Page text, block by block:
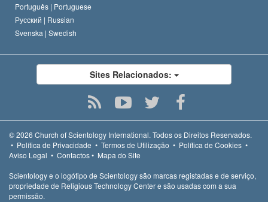
Português | Portuguese
Русский | Russian
Svenska | Swedish
Sites Relacionados:
© 2026 Church of Scientology International. Todos os Direitos Reservados.
• Política de Privacidade • Termos de Utilização • Política de Cookies •
Aviso Legal • Contactos• Mapa do Site
Scientology e o logótipo de Scientology são marcas registadas e de serviço,
propriedade de Religious Technology Center e são usadas com a sua
permissão.